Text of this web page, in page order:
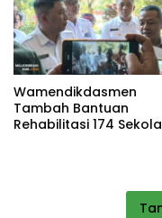
Wamendikdasmen
Tambah Bantuan
Rehabilitasi 174